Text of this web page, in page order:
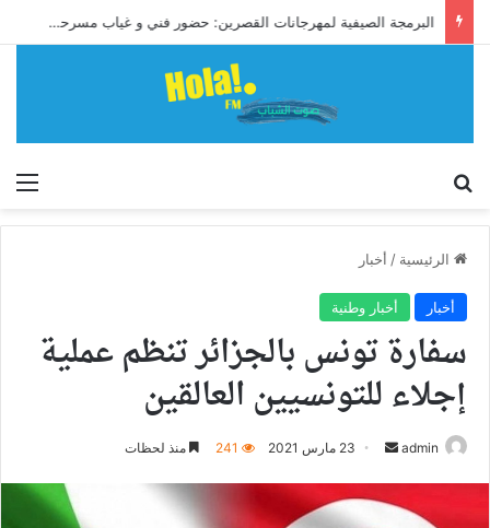
البرمجة الصيفية لمهرجانات القصرين: حضور فني و غياب مسرحي بارز يطرح التساؤلات
الرئيسية / أخبار
أخبار أخبار وطنية
سفارة تونس بالجزائر تنظم عملية
إجلاء للتونسيين العالقين
admin
أرسل
إلكترونيا
23 مارس 2021 241 منذ لحظات